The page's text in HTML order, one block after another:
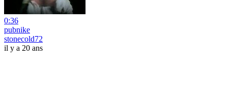
0:36
pubnike
stonecold72
il y a 20 ans